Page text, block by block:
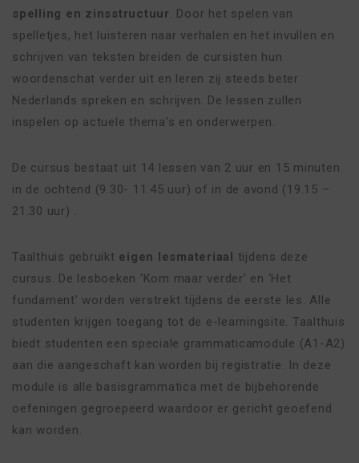
spelling en zinsstructuur. Door het spelen van
spelletjes, het luisteren naar verhalen en het invullen en
schrijven van teksten breiden de cursisten hun
woordenschat verder uit en leren zij steeds beter
Nederlands spreken en schrijven. De lessen zullen
inspelen op actuele thema’s en onderwerpen.
De cursus bestaat uit 14 lessen van 2 uur en 15 minuten
in de ochtend (9.30- 11.45 uur) of in de avond (19.15 –
21.30 uur) .
Taalthuis gebruikt eigen lesmateriaal tijdens deze
cursus. De lesboeken ‘Kom maar verder’ en ‘Het
fundament’ worden verstrekt tijdens de eerste les. Alle
studenten krijgen toegang tot de e-learningsite. Taalthuis
biedt studenten een speciale grammaticamodule (A1-A2)
aan die aangeschaft kan worden bij registratie. In deze
module is alle basisgrammatica met de bijbehorende
oefeningen gegroepeerd waardoor er gericht geoefend
kan worden.